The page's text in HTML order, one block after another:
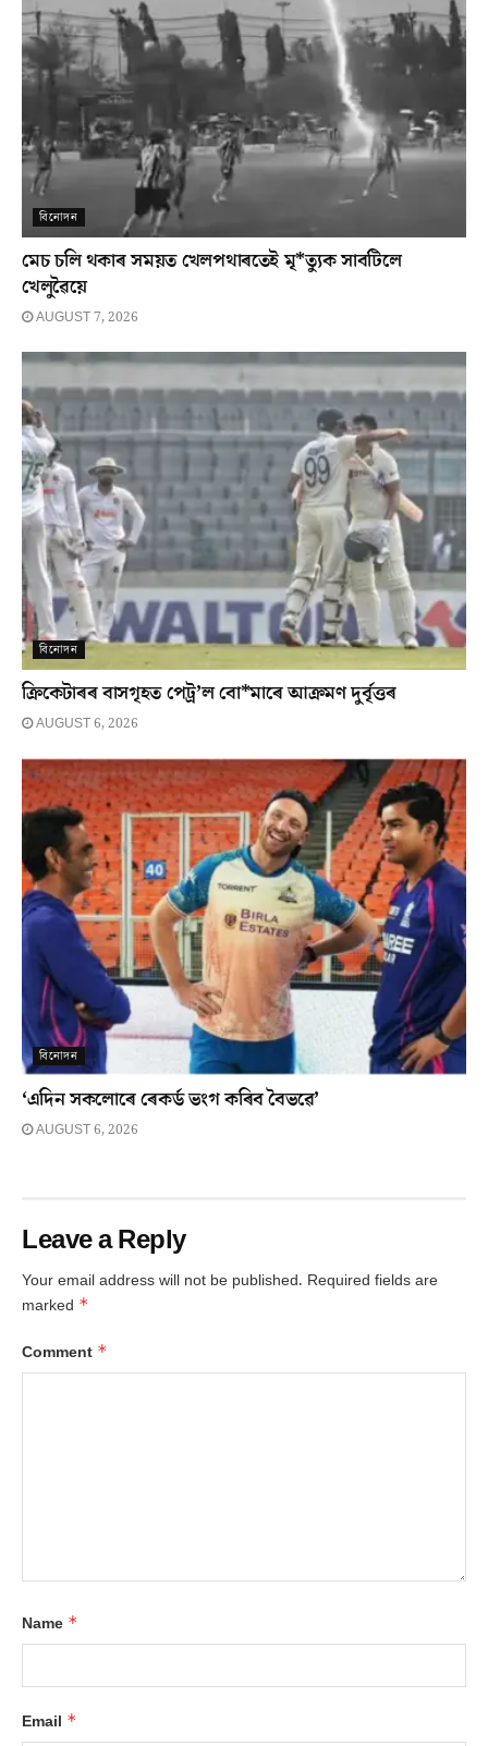
বিনোদন
মেচ চলি থকাৰ সময়ত খেলপথাৰতেই মৃ*ত্যুক সাবটিলে
খেলুৱৈয়ে
AUGUST 7, 2026
বিনোদন
ক্ৰিকেটাৰৰ বাসগৃহত পেট্ৰ’ল বো*মাৰে আক্ৰমণ দুৰ্বৃত্তৰ
AUGUST 6, 2026
বিনোদন
‘এদিন সকলোৰে ৰেকৰ্ড ভংগ কৰিব বৈভৱে’
AUGUST 6, 2026
Leave a Reply
Your email address will not be published. Required fields are
marked *
Comment *
Name *
Email *